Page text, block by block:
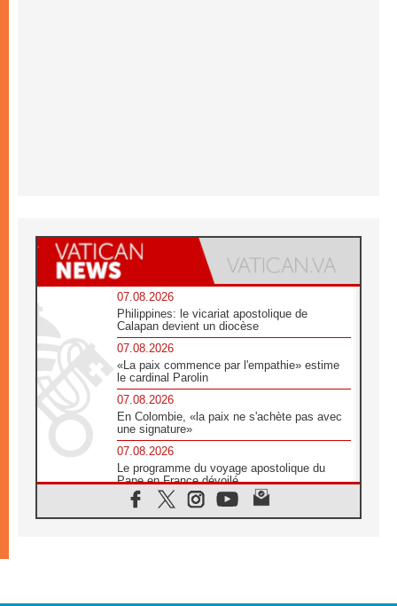
07.08.2026
Philippines: le vicariat apostolique de
Calapan devient un diocèse
07.08.2026
«La paix commence par l'empathie» estime
le cardinal Parolin
07.08.2026
En Colombie, «la paix ne s'achète pas avec
une signature»
07.08.2026
Le programme du voyage apostolique du
Pape en France dévoilé
07.08.2026
1ère Conférence continentale sur l'éducation